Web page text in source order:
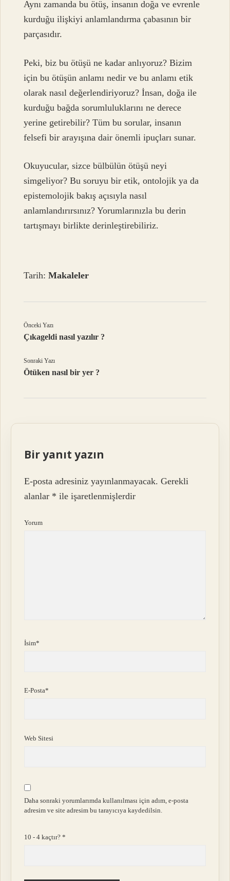
Aynı zamanda bu ötüş, insanın doğa ve evrenle
kurduğu ilişkiyi anlamlandırma çabasının bir
parçasıdır.
Peki, biz bu ötüşü ne kadar anlıyoruz? Bizim
için bu ötüşün anlamı nedir ve bu anlamı etik
olarak nasıl değerlendiriyoruz? İnsan, doğa ile
kurduğu bağda sorumluluklarını ne derece
yerine getirebilir? Tüm bu sorular, insanın
felsefi bir arayışına dair önemli ipuçları sunar.
Okuyucular, sizce bülbülün ötüşü neyi
simgeliyor? Bu soruyu bir etik, ontolojik ya da
epistemolojik bakış açısıyla nasıl
anlamlandırırsınız? Yorumlarınızla bu derin
tartışmayı birlikte derinleştirebiliriz.
Tarih:Makaleler
Önceki Yazı
Çıkageldi nasıl yazılır ?
Sonraki Yazı
Ötüken nasıl bir yer ?
Bir yanıt yazın
E-posta adresiniz yayınlanmayacak. Gerekli
alanlar * ile işaretlenmişlerdir
Yorum
İsim*
E-Posta*
Web Sitesi
Daha sonraki yorumlarımda kullanılması için adım, e-posta
adresim ve site adresim bu tarayıcıya kaydedilsin.
10 - 4 kaçtır?*